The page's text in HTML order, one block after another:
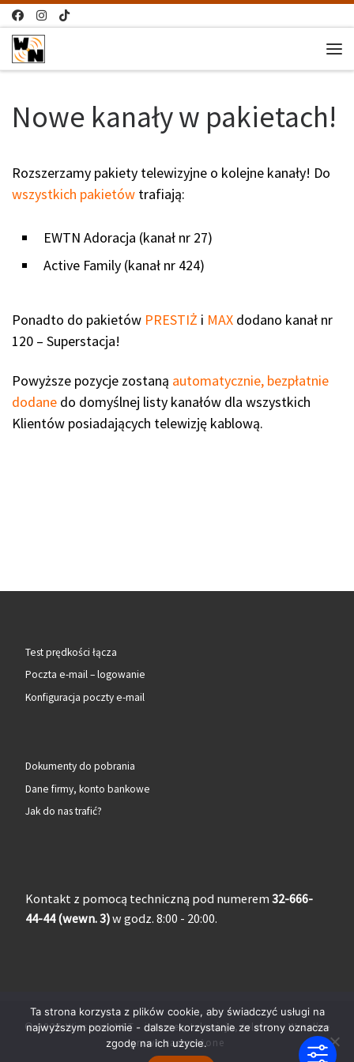
Przejdź do treści
Nowe kanały w pakietach!
Rozszerzamy pakiety telewizyjne o kolejne kanały! Do
wszystkich pakietów trafiają:
EWTN Adoracja (kanał nr 27)
Active Family (kanał nr 424)
Ponadto do pakietów PRESTIŻ i MAX dodano kanał nr
120 – Superstacja!
Powyższe pozycje zostaną automatycznie, bezpłatnie
dodane do domyślnej listy kanałów dla wszystkich
Klientów posiadających telewizję kablową.
Test prędkości łącza
Poczta e-mail – logowanie
Konfiguracja poczty e-mail
Dokumenty do pobrania
Dane firmy, konto bankowe
Jak do nas trafić?
Kontakt z pomocą techniczną pod numerem 32-666-
44-44 (wewn. 3)w godz. 8:00 - 20:00.
© 2026WieszowaNET - internet, telewizja, telefon– Wszelkie
prawa zastrzeżone
Ta strona korzysta z plików cookie, aby świadczyć usługi na
najwyższym poziomie - dalsze korzystanie ze strony oznacza
zgodę na ich użycie.